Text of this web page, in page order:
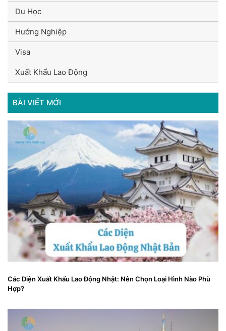
Du Học
Hướng Nghiệp
Visa
Xuất Khẩu Lao Động
BÀI VIẾT MỚI
Các Diện Xuất Khẩu Lao Động Nhật: Nên Chọn Loại Hình Nào Phù
Hợp?